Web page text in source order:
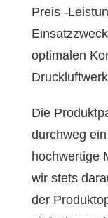
Preis -
optimalen
Die
durchweg
hochwertige
wir stets
der